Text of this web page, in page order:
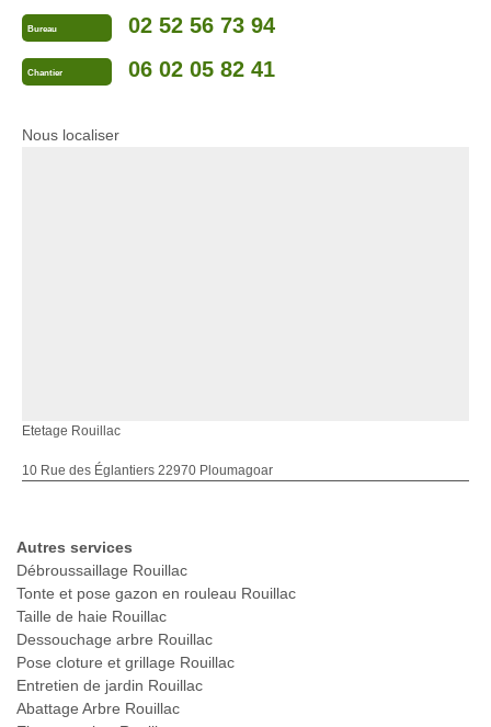
Bureau 02 52 56 73 94
Chantier 06 02 05 82 41
Nous localiser
Etetage Rouillac
10 Rue des Églantiers 22970 Ploumagoar
Autres services
Débroussaillage Rouillac
Tonte et pose gazon en rouleau Rouillac
Taille de haie Rouillac
Dessouchage arbre Rouillac
Pose cloture et grillage Rouillac
Entretien de jardin Rouillac
Abattage Arbre Rouillac